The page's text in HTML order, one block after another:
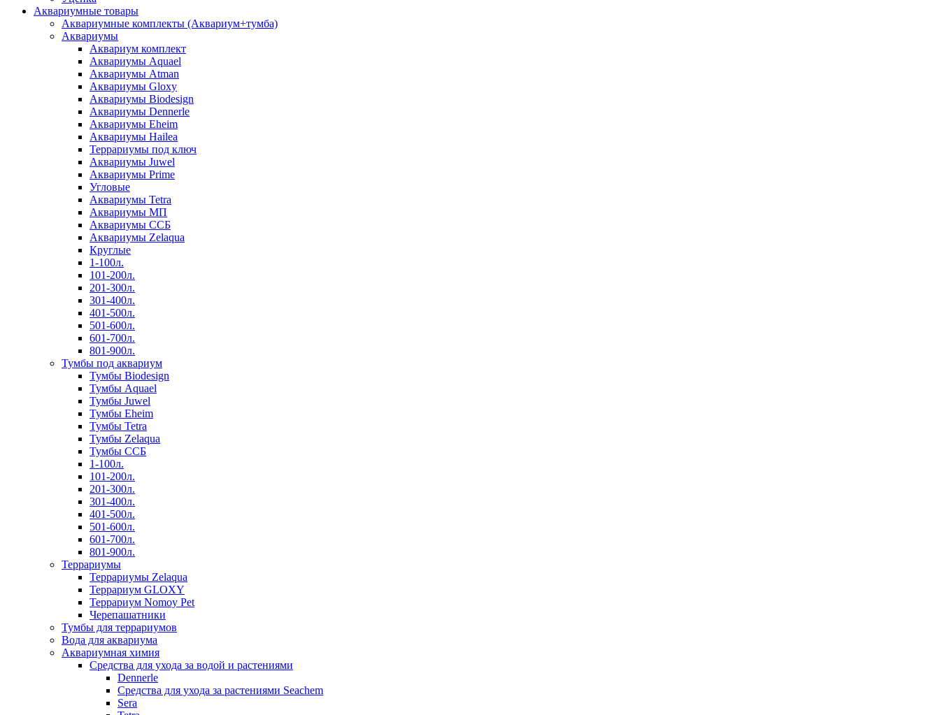
Аквариумные товары
Аквариумные комплекты (Аквариум+тумба)
Аквариумы
Аквариум комплект
Аквариумы Aquael
Аквариумы Atman
Аквариумы Gloxy
Аквариумы Biodesign
Аквариумы Dennerle
Аквариумы Eheim
Аквариумы Hailea
Террариумы под ключ
Аквариумы Juwel
Аквариумы Prime
Угловые
Аквариумы Tetra
Аквариумы МП
Аквариумы ССБ
Аквариумы Zelaqua
Круглые
1-100л.
101-200л.
201-300л.
301-400л.
401-500л.
501-600л.
601-700л.
801-900л.
Тумбы под аквариум
Тумбы Biodesign
Тумбы Aquael
Тумбы Juwel
Тумбы Eheim
Тумбы Tetra
Тумбы Zelaqua
Тумбы ССБ
1-100л.
101-200л.
201-300л.
301-400л.
401-500л.
501-600л.
601-700л.
801-900л.
Террариумы
Террариумы Zelaqua
Террариум GLOXY
Террариум Nomoy Pet
Черепашатники
Тумбы для террариумов
Вода для аквариума
Аквариумная химия
Средства для ухода за водой и растениями
Dennerle
Средства для ухода за растениями Seachem
Sera